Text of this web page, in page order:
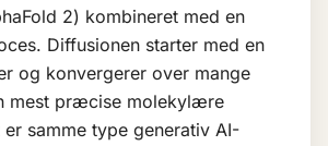
2) kombineret med en
Diffusionen starter med en
og konvergerer over mange
mest præcise molekylære
er samme type generativ AI-